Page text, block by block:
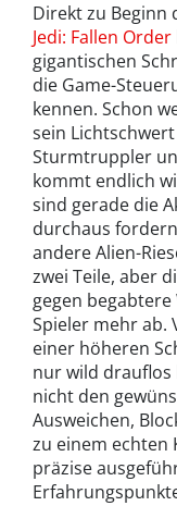
Direkt zu Beginn
Jedi: Fallen Order
gigantischen
die Game-
kennen. Schon
sein
Sturmtruppler
kommt endlich
sind gerade die
durchaus
andere Alien-
zwei Teile, aber
gegen
Spieler mehr ab.
einer höheren
nur wild
nicht den
Ausweichen,
zu einem echten
präzise